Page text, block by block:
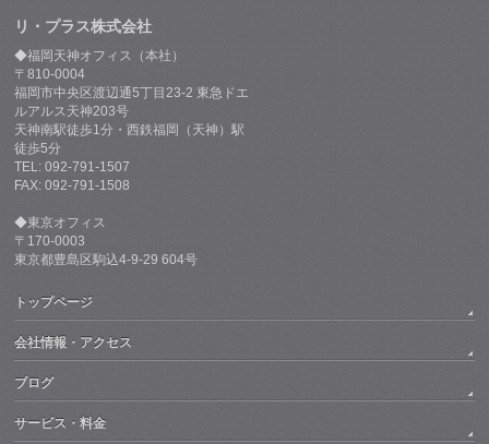
リ・プラス株式会社
◆福岡天神オフィス（本社）
〒810-0004
福岡市中央区渡辺通5丁目23-2 東急ドエ
ルアルス天神203号
天神南駅徒歩1分・西鉄福岡（天神）駅
徒歩5分
TEL: 092-791-1507
FAX: 092-791-1508
◆東京オフィス
〒170-0003
東京都豊島区駒込4-9-29 604号
トップページ
会社情報・アクセス
ブログ
サービス・料金